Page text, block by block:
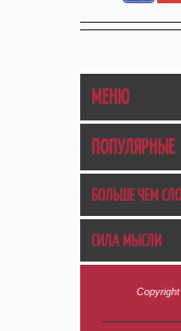
МЕНЮ
ПОПУЛЯРНЫЕ
БОЛЬШЕ ЧЕМ
СИЛА МЫСЛИ